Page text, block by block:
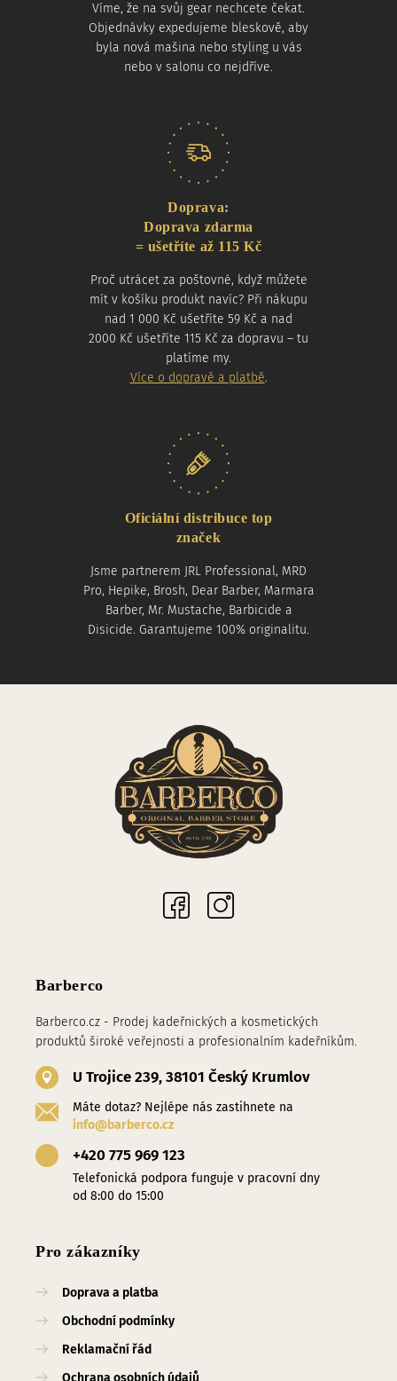
Víme, že na svůj gear nechcete čekat.
Objednávky expedujeme bleskově, aby
byla nová mašina nebo styling u vás
nebo v salonu co nejdříve.
Doprava:
Doprava zdarma
= ušetříte až 115 Kč
Proč utrácet za poštovné, když můžete
mít v košíku produkt navíc? Při nákupu
nad 1 000 Kč ušetříte 59 Kč a nad
2000 Kč ušetříte 115 Kč za dopravu – tu
platíme my.
Více o dopravě a platbě.
Oficiální distribuce top
značek
Jsme partnerem JRL Professional, MRD
Pro, Hepike, Brosh, Dear Barber, Marmara
Barber, Mr. Mustache, Barbicide a
Disicide. Garantujeme 100% originalitu.
Barberco
Barberco.cz - Prodej kadeřnických a kosmetických
produktů široké veřejnosti a profesionalním kadeřníkům.
U Trojice 239, 38101 Český Krumlov
Máte dotaz? Nejlépe nás zastihnete na
info@barberco.cz
+420 775 969 123
Telefonická podpora funguje v pracovní dny
od 8:00 do 15:00
Pro zákazníky
Doprava a platba
Obchodní podmínky
Reklamační řád
Ochrana osobních údajů